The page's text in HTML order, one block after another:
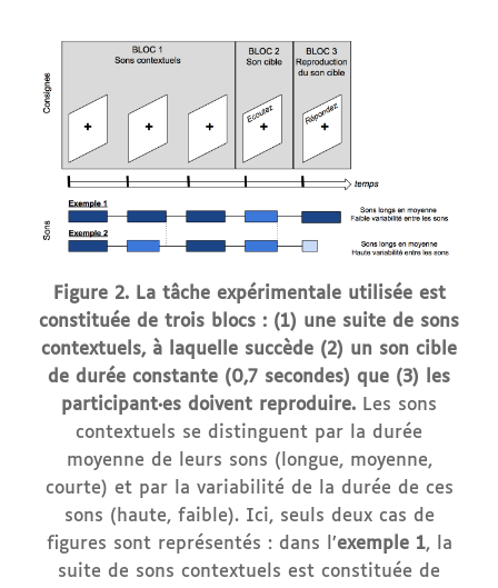
Figure 2. La tâche expérimentale utilisée est
constituée de trois blocs : (1) une suite de sons
contextuels, à laquelle succède (2) un son cible
de durée constante (0,7 secondes) que (3) les
participant·es doivent reproduire. Les sons
contextuels se distinguent par la durée
moyenne de leurs sons (longue, moyenne,
courte) et par la variabilité de la durée de ces
sons (haute, faible). Ici, seuls deux cas de
figures sont représentés : dans l’exemple 1, la
suite de sons contextuels est constituée de